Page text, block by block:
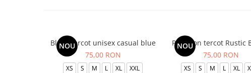
NOU
Bluza tercot unisex casual blue
75,00 RON
XS S M L XL XXL
NOU
Pantalon tercot Rustic
75,00 RON
XS S M L XL